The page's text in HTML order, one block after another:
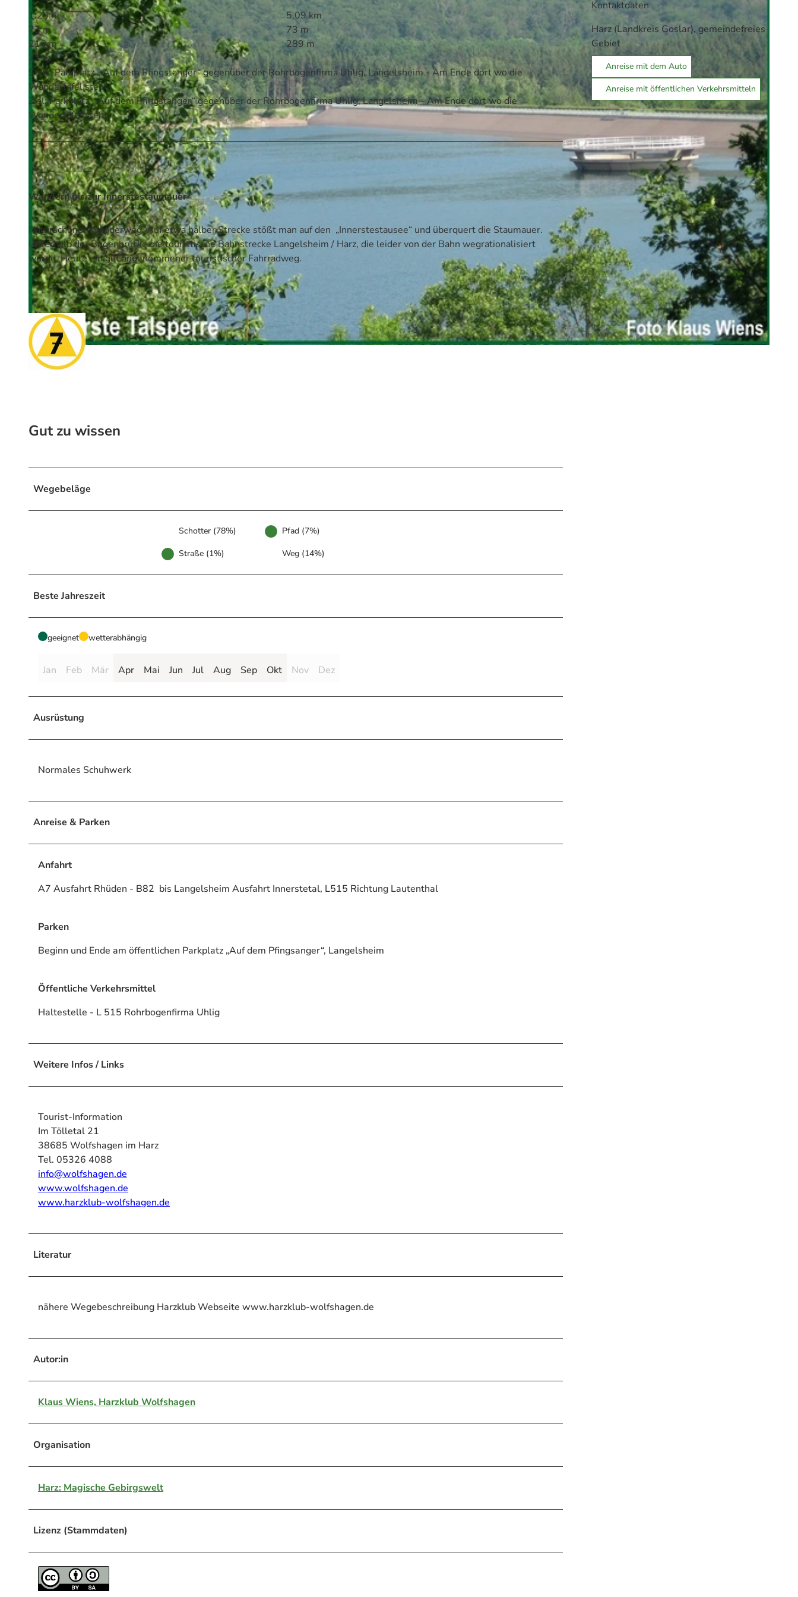
© Harzklub Wolfshagen, Foto: Klaus Wiens
© Harzklub Wolfshagen, Harz: Magische Gebirgswelt
1:20 h
5,09 km
73 m
73 m
216 m
289 m
73 m
Start: Parkplatz „ Auf dem Pfingstanger“ gegenüber der Rohrbogenfirma Uhlig, Langelsheim - Am Ende dort wo die
Wandertafel steht.
Ziel: Parkplatz „ Auf dem Pfingstanger“ gegenüber der Rohrbogenfirma Uhlig, Langelsheim - Am Ende dort wo die
Wandertafel steht.
Wandern bis zur Innerstestaumauer
Naturschöner Wanderweg. Auf etwa halber Strecke stößt man auf den „Innerstestausee“ und überquert die Staumauer.
Unterhalb der Bogenbrücke die touristische Bahnstrecke Langelsheim / Harz, die leider von der Bahn wegrationalisiert
wurde. Heute ein gut angenommener touristischer Fahrradweg.
Gut zu wissen
Wegebeläge
Schotter (78%) Pfad (7%)
Straße (1%) Weg (14%)
Beste Jahreszeit
geeignet wetterabhängig
Jan Feb Mär Apr Mai Jun Jul Aug Sep Okt Nov Dez
Ausrüstung
Normales Schuhwerk
Anreise & Parken
Anfahrt
A7 Ausfahrt Rhüden - B82 bis Langelsheim Ausfahrt Innerstetal, L515 Richtung Lautenthal
Parken
Beginn und Ende am öffentlichen Parkplatz „Auf dem Pfingsanger“, Langelsheim
Öffentliche Verkehrsmittel
Haltestelle - L 515 Rohrbogenfirma Uhlig
Weitere Infos / Links
Tourist-Information
Im Tölletal 21
38685 Wolfshagen im Harz
Tel. 05326 4088
info@wolfshagen.de
www.wolfshagen.de
www.harzklub-wolfshagen.de
Literatur
nähere Wegebeschreibung Harzklub Webseite www.harzklub-wolfshagen.de
Autor:in
Klaus Wiens, Harzklub Wolfshagen
Organisation
Harz: Magische Gebirgswelt
Lizenz (Stammdaten)
Kontaktdaten
Harz (Landkreis Goslar), gemeindefreies
Gebiet
Anreise mit dem Auto
Anreise mit öffentlichen Verkehrsmitteln